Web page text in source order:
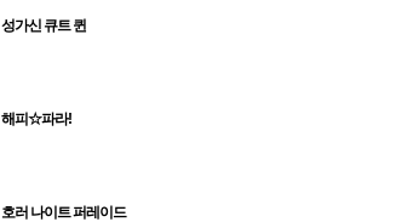
성가신 큐트 퀸
해피☆파라!
호러 나이트 퍼레이드